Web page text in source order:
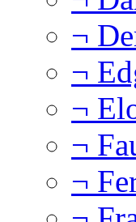
¬
¬
¬
¬
¬